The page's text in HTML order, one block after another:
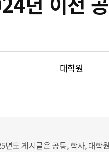
대학원
도 게시글은 공통, 학사, 대학